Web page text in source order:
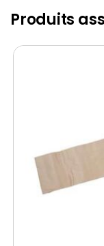
Produits